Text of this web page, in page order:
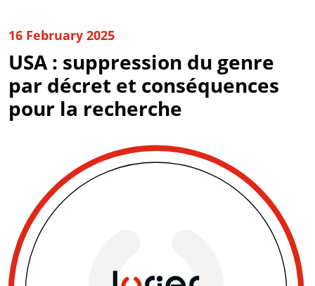
16 February 2025
USA : suppression du genre
par décret et conséquences
pour la recherche